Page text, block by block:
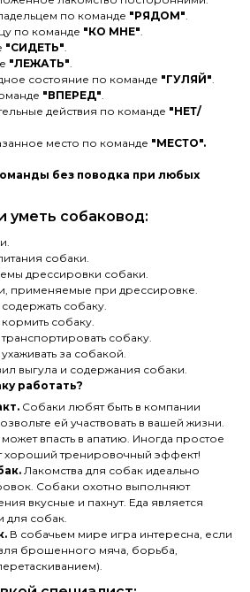
по команде "РЯДОМ"
по команде "КО МНЕ"
"СИДЕТЬ"
"ЛЕЖАТЬ"
состояние по команде "ГУЛЯЙ"
"ВПЕРЕД"
действия по команде "НЕТ/
место по команде "МЕСТО".
без поводка при любых
уметь собаковод:
собаки.
дрессировки собаки.
применяемые при дрессировке.
собаку.
собаку.
собаку.
за собакой.
выгула и содержания собаки.
работать?
Собаки любят быть в компании
ей участвовать в вашей жизни.
впасть в апатию. Иногда простое
хороший тренировочный эффект!
Лакомства для собак идеально
Собаки охотно выполняют
вкусные и пахнут. Еда является
для собак.
В собачьем мире игра интересна, если
брошенного мяча, борьба,